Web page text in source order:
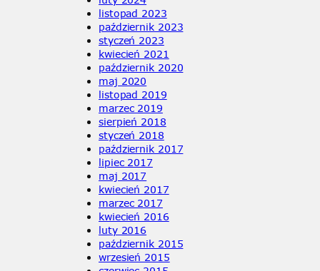
listopad 2023
październik 2023
styczeń 2023
kwiecień 2021
październik 2020
maj 2020
listopad 2019
marzec 2019
sierpień 2018
styczeń 2018
październik 2017
lipiec 2017
maj 2017
kwiecień 2017
marzec 2017
kwiecień 2016
luty 2016
październik 2015
wrzesień 2015